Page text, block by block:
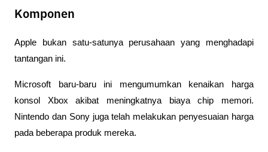
Komponen
Apple bukan satu-satunya perusahaan yang menghadapi
tantangan ini.
Microsoft baru-baru ini mengumumkan kenaikan harga
konsol Xbox akibat meningkatnya biaya chip memori.
Nintendo dan Sony juga telah melakukan penyesuaian harga
pada beberapa produk mereka.